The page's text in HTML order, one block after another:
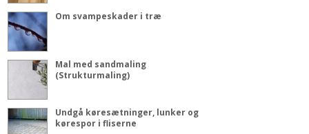
Om svampeskader i træ
Mal med sandmaling
(Strukturmaling)
Undgå køresætninger, lunker og
kørespor i fliserne